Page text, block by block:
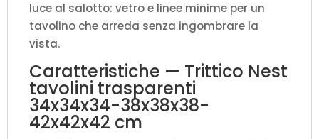
luce al salotto: vetro e linee minime per un
tavolino che arreda senza ingombrare la
vista.
Caratteristiche — Trittico Nest
tavolini trasparenti
34x34x34-38x38x38-
42x42x42 cm